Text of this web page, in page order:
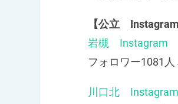
【公立 Instagram
岩槻 Instagram
フォロワー1081
川口北 Instagram